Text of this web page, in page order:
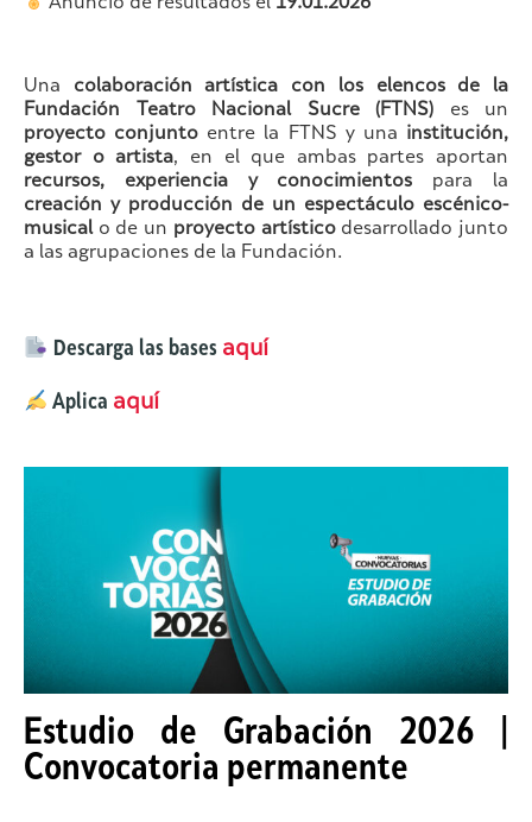
Anuncio de resultados el 19.01.2026
Una colaboración artística con los elencos de la
Fundación Teatro Nacional Sucre (FTNS) es un
proyecto conjunto entre la FTNS y una institución,
gestor o artista, en el que ambas partes aportan
recursos, experiencia y conocimientos para la
creación y producción de un espectáculo escénico-
musicalo de un proyecto artísticodesarrollado junto
a las agrupaciones de la Fundación.
Descarga las bases aquí
Aplica aquí
Estudio de Grabación 2026 |
Convocatoria permanente